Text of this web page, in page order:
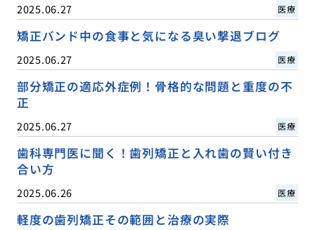
2025.06.27 医療
矯正バンド中の食事と気になる臭い撃退ブログ
2025.06.27 医療
部分矯正の適応外症例！骨格的な問題と重度の不
正
2025.06.27 医療
歯科専門医に聞く！歯列矯正と入れ歯の賢い付き
合い方
2025.06.26 医療
軽度の歯列矯正その範囲と治療の実際